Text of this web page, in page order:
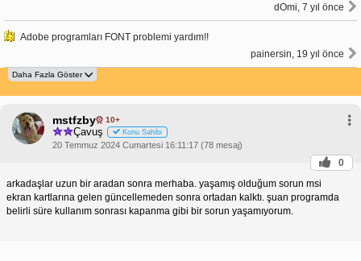
dOmi, 7 yıl önce
Adobe programları FONT problemi yardım!!
painersin, 19 yıl önce
mstfzby 10+
Çavuş Konu Sahibi
20 Temmuz 2024 Cumartesi 16:11:17 (78 mesaj)
0
arkadaşlar uzun bir aradan sonra merhaba. yaşamış olduğum sorun msi
ekran kartlarına gelen güncellemeden sonra ortadan kalktı. şuan programda
belirli süre kullanım sonrası kapanma gibi bir sorun yaşamıyorum.